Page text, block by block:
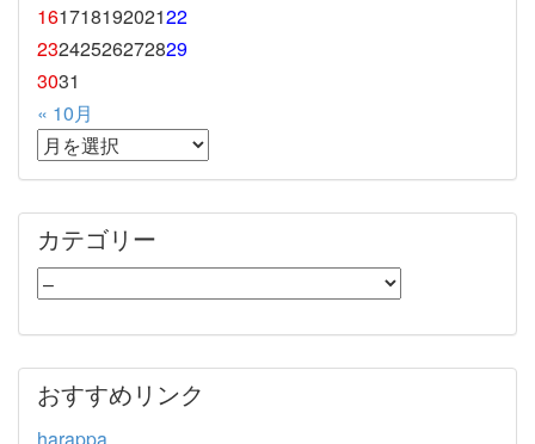
16171819202122
23242526272829
3031
« 10月
カテゴリー
おすすめリンク